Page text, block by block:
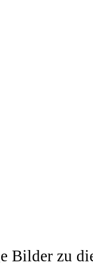
Bilder zu